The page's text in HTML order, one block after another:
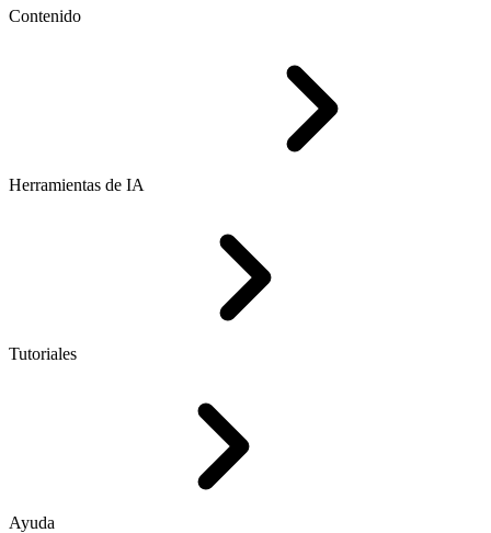
Contenido
Herramientas de IA
Tutoriales
Ayuda